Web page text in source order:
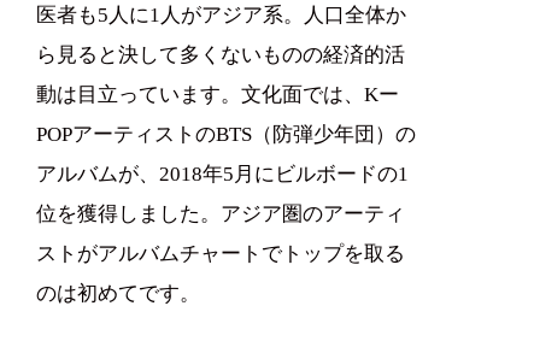
医者も5人に1人がアジア系。人口全体か
ら見ると決して多くないものの経済的活
動は目立っています。文化面では、Kー
POPアーティストのBTS（防弾少年団）の
アルバムが、2018年5月にビルボードの1
位を獲得しました。アジア圏のアーティ
ストがアルバムチャートでトップを取る
のは初めてです。